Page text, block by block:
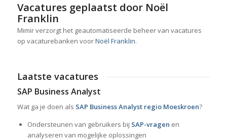
Vacatures geplaatst door Noël
Franklin
Mimir verzorgt het geautomatiseerde beheer van vacatures
op vacaturebanken voorNoël Franklin.
Laatste vacatures
SAP Business Analyst
Wat ga je doen als SAP Business Analyst regio Moeskroen?
Ondersteunen van gebruikers bij SAP-vragen en
analyseren van mogelijke oplossingen